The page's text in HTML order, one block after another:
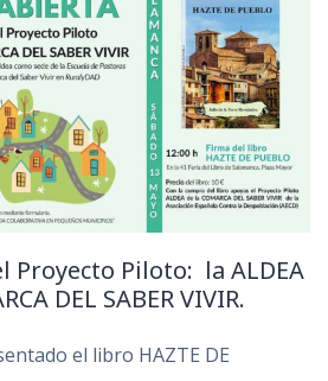
Proyecto Piloto: la ALDEA
DEL SABER VIVIR.
el libro HAZTE DE